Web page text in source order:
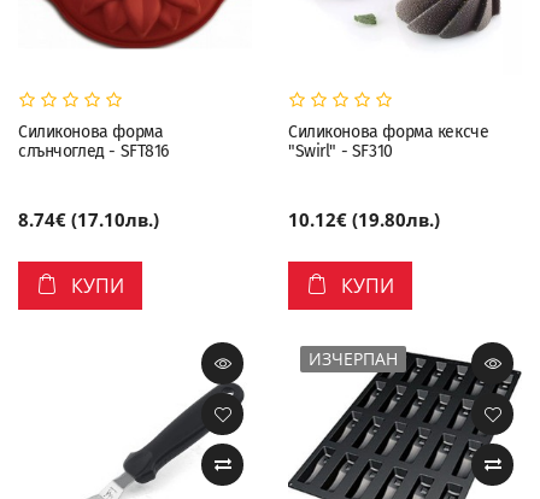
Силиконова форма
слънчоглед - SFT816
8.74€ (17.10лв.)
КУПИ
Силиконова форма кексче
"Swirl" - SF310
10.12€ (19.80лв.)
КУПИ
ИЗЧЕРПАН